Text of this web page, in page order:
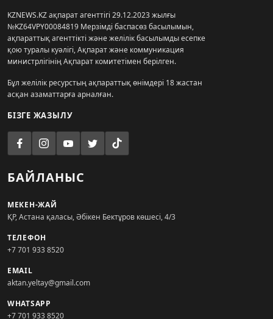
KZNEWS.KZ ақпарат агенттігі 29.12.2023 жылғы
№KZ64VPY00084819 Мерзімді баспасөз басылымын,
ақпараттық агенттікті және желілік басылымды есепке
қою туралы куәлігі, Ақпарат және коммуникация
министрлігінің Ақпарат комитетімен берілген.
Бұл желілік ресурстың ақпараттық өнімдері 18 жастан
асқан азаматтарға арналған.
БІЗГЕ ЖАЗЫЛУ
БАЙЛАНЫС
МЕКЕН-ЖАЙ
ҚР, Астана қаласы, Әбікен Бектұров көшесі, 4/3
ТЕЛЕФОН
+7 701 933 8520
EMAIL
aktan.yeltay@gmail.com
WHATSAPP
+7 701 933 8520